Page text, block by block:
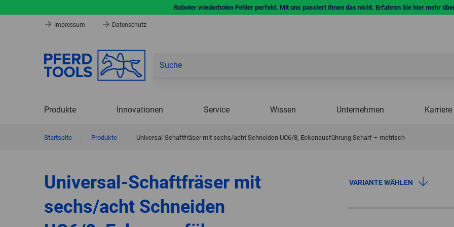
Roboter wiederholen Fehler perfekt. Mit uns passiert Ihnen das nicht. Erfahren Sie hier mehr
Impressum Datenschutz
Produkte Innovationen Service Wissen Unternehmen Karriere
Startseite Produkte Universal-Schaftfräser mit sechs/acht Schneiden UC6/8, Eckenausführung Scharf – metrisch
Universal-Schaftfräser mit
sechs/acht Schneiden
VARIANTE WÄHLEN